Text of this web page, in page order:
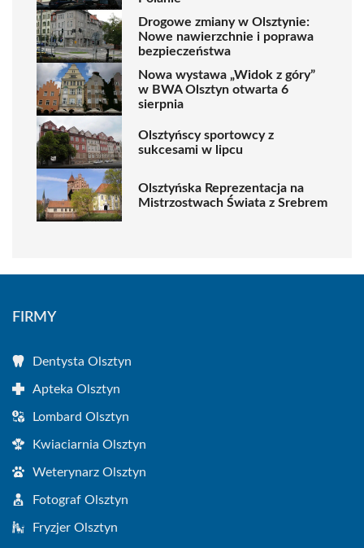
Drogowe zmiany w Olsztynie:
Nowe nawierzchnie i poprawa
bezpieczeństwa
Nowa wystawa „Widok z góry”
w BWA Olsztyn otwarta 6
sierpnia
Olsztyńscy sportowcy z
sukcesami w lipcu
Olsztyńska Reprezentacja na
Mistrzostwach Świata z Srebrem
FIRMY
Dentysta Olsztyn
Apteka Olsztyn
Lombard Olsztyn
Kwiaciarnia Olsztyn
Weterynarz Olsztyn
Fotograf Olsztyn
Fryzjer Olsztyn